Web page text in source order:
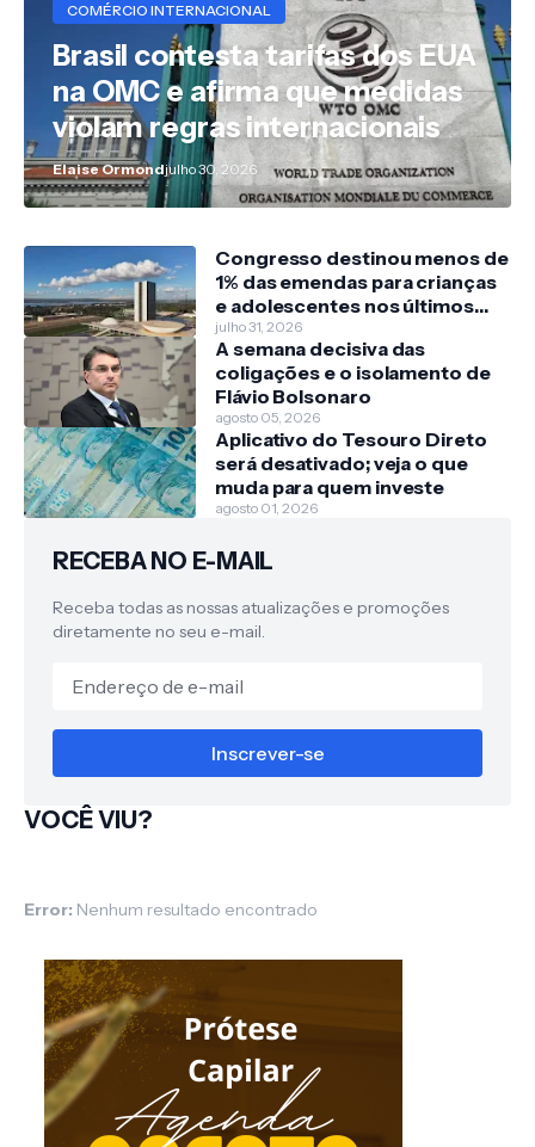
COMÉRCIO INTERNACIONAL
Brasil contesta tarifas dos EUA
na OMC e afirma que medidas
violam regras internacionais
Elaise Ormondjulho 30, 2026
Congresso destinou menos de
1% das emendas para crianças
e adolescentes nos últimos
três anos
julho 31, 2026
A semana decisiva das
coligações e o isolamento de
Flávio Bolsonaro
agosto 05, 2026
Aplicativo do Tesouro Direto
será desativado; veja o que
muda para quem investe
agosto 01, 2026
RECEBA NO E-MAIL
Receba todas as nossas atualizações e promoções
diretamente no seu e-mail.
VOCÊ VIU?
Error: Nenhum resultado encontrado